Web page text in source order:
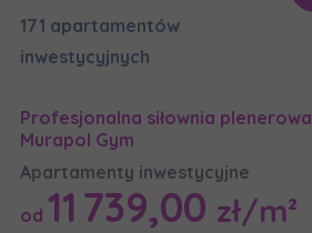
171 apartamentów
inwestycyjnych
Profesjonalna siłownia plenerowa
Murapol Gym
Apartamenty inwestycyjne
od 11 739,00 zł/m²